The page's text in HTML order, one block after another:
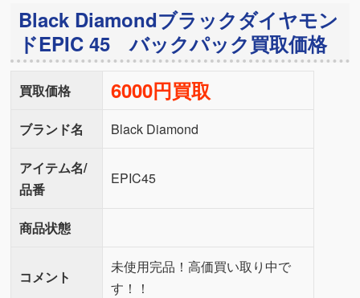
Black Diamondブラックダイヤモン
ドEPIC 45 バックパック買取価格
買取価格 6000円買取
ブランド名 Black Diamond
アイテム名/
品番
EPIC45
商品状態
コメント
未使用完品！高価買い取り中で
す！！